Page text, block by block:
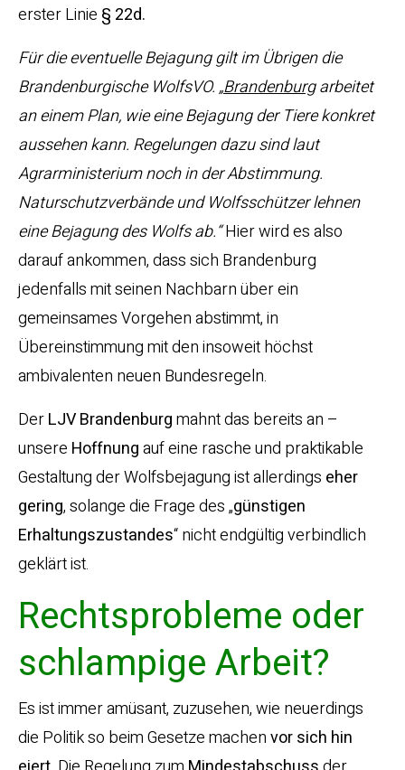
erster Linie § 22d.
Für die eventuelle Bejagung gilt im Übrigen die
Brandenburgische WolfsVO. „Brandenburgarbeitet
an einem Plan, wie eine Bejagung der Tiere konkret
aussehen kann. Regelungen dazu sind laut
Agrarministerium noch in der Abstimmung.
Naturschutzverbände und Wolfsschützer lehnen
eine Bejagung des Wolfs ab.“Hier wird es also
darauf ankommen, dass sich Brandenburg
jedenfalls mit seinen Nachbarn über ein
gemeinsames Vorgehen abstimmt, in
Übereinstimmung mit den insoweit höchst
ambivalenten neuen Bundesregeln.
DerLJV Brandenburgmahnt das bereits an –
unsere Hoffnungauf eine rasche und praktikable
Gestaltung der Wolfsbejagung ist allerdings eher
gering, solange die Frage des „günstigen
Erhaltungszustandes“ nicht endgültig verbindlich
geklärt ist.
Rechtsprobleme oder
schlampige Arbeit?
Es ist immer amüsant, zuzusehen, wie neuerdings
die Politik so beim Gesetze machenvor sich hin